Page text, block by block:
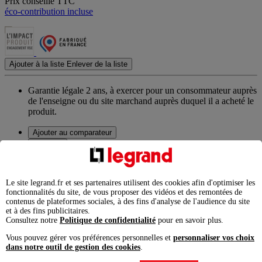
éco-contribution incluse
Ajouter à la liste Enlever de la liste
Garantie légale 2 ans, à exercer pour un consommateur auprès
de l'enseigne ou du site marchand auprès duquel il a acheté le
produit.
Ajouter au comparateur
Caractéristiques produit
Pour pose le long de la moulure
Livré avec embout et platine pour séparation des courants
Fixation le long de la moulure par vis
Le site legrand.fr et ses partenaires utilisent des cookies afin d'optimiser les
fonctionnalités du site, de vous proposer des vidéos et des remontées de
contenus de plateformes sociales, à des fins d'analyse de l'audience du site
et à des fins publicitaires.
Consultez notre Politique de confidentialité pour en savoir plus.
Vous pouvez gérer vos préférences personnelles et personnaliser vos choix
dans notre outil de gestion des cookies